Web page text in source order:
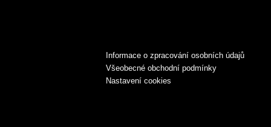
Informace o zpracování osobních údajů
Všeobecné obchodní podmínky
Nastavení cookies